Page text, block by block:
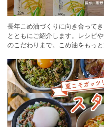
長年こめ油づくりに向き合って
とともにご紹介します。レシピ
のこだわりまで。こめ油をもっ